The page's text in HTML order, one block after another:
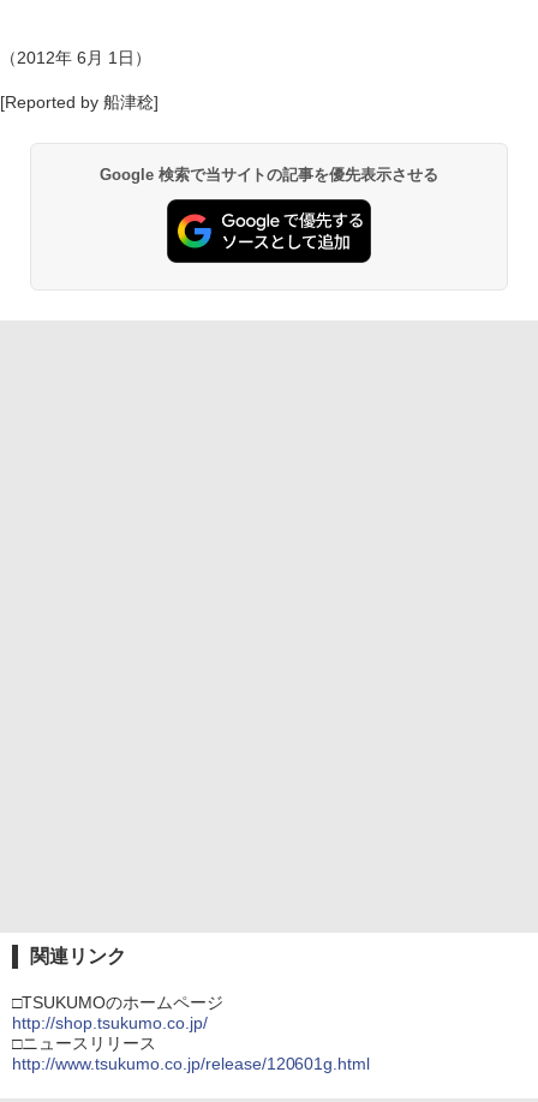
（2012年 6月 1日）
[Reported by 船津稔]
Google 検索で当サイトの記事を優先表示させる
関連リンク
□TSUKUMOのホームページ
http://shop.tsukumo.co.jp/
□ニュースリリース
http://www.tsukumo.co.jp/release/120601g.html